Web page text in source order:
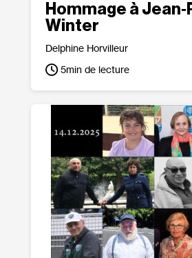
Hommage à
Winter
Delphine Horvilleur
5min de lecture